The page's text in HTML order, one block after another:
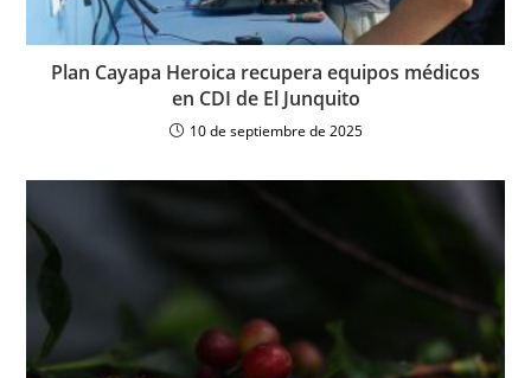
Plan Cayapa Heroica recupera equipos médicos
en CDI de El Junquito
10 de septiembre de 2025